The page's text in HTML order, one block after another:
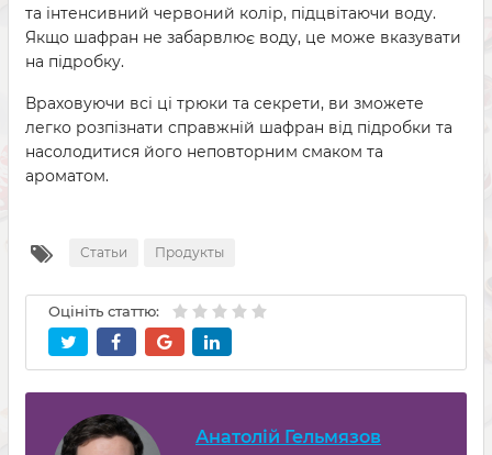
та інтенсивний червоний колір, підцвітаючи воду.
Якщо шафран не забарвлює воду, це може вказувати
на підробку.
Враховуючи всі ці трюки та секрети, ви зможете
легко розпізнати справжній шафран від підробки та
насолодитися його неповторним смаком та
ароматом.
Статьи Продукты
Оцініть статтю:
Анатолій Гельмязов